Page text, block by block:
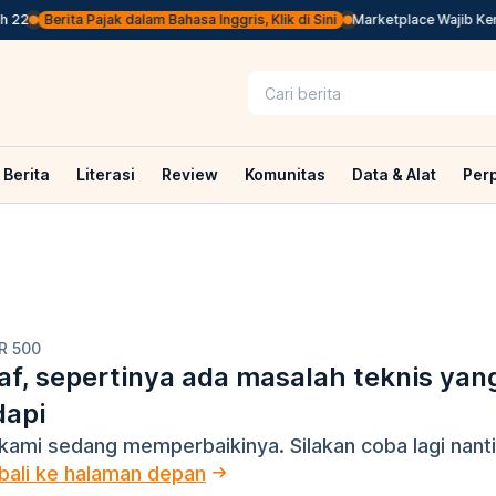
Berita Pajak dalam Bahasa Inggris, Klik di Sini Marketplace Wajib
Berita Literasi Review Komunitas Data & Alat
500
sepertinya ada masalah teknis
sedang memperbaikinya. Silakan coba lagi
ke halaman depan